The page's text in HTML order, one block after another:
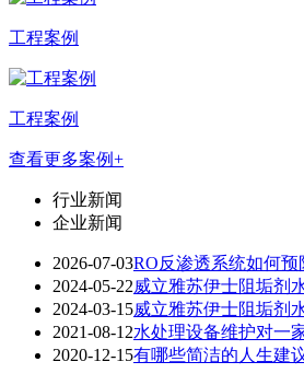
工程案例
工程案例
查看更多案例+
行业新闻
企业新闻
2026-07-03RO反渗透系统如何预
2024-05-22威立雅苏伊士阻垢剂
2024-03-15威立雅苏伊士阻垢剂
2021-08-12水处理设备维护对一
2020-12-15有哪些简洁的人生建